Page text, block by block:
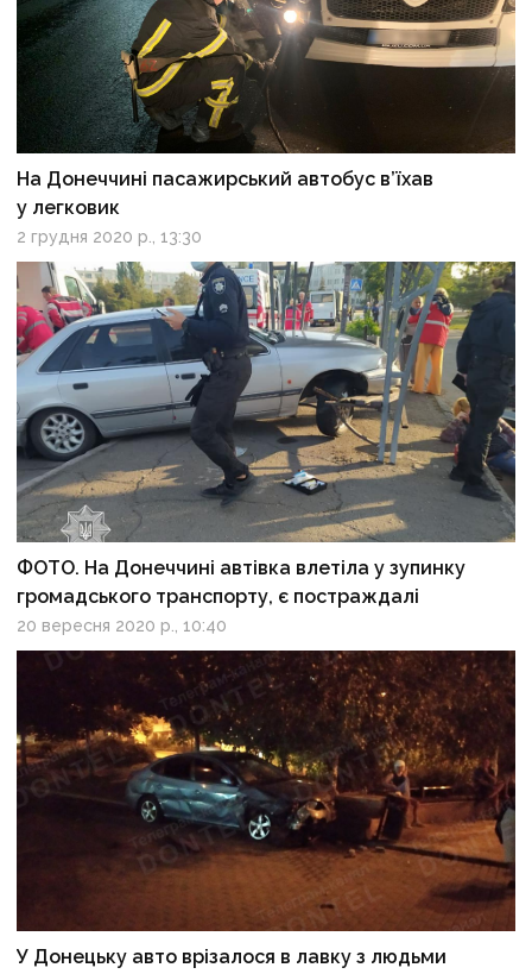
На Донеччині пасажирський автобус в’їхав
у легковик
2 грудня 2020 р., 13:30
ФОТО. На Донеччині автівка влетіла у зупинку
громадського транспорту, є постраждалі
20 вересня 2020 р., 10:40
У Донецьку авто врізалося в лавку з людьми